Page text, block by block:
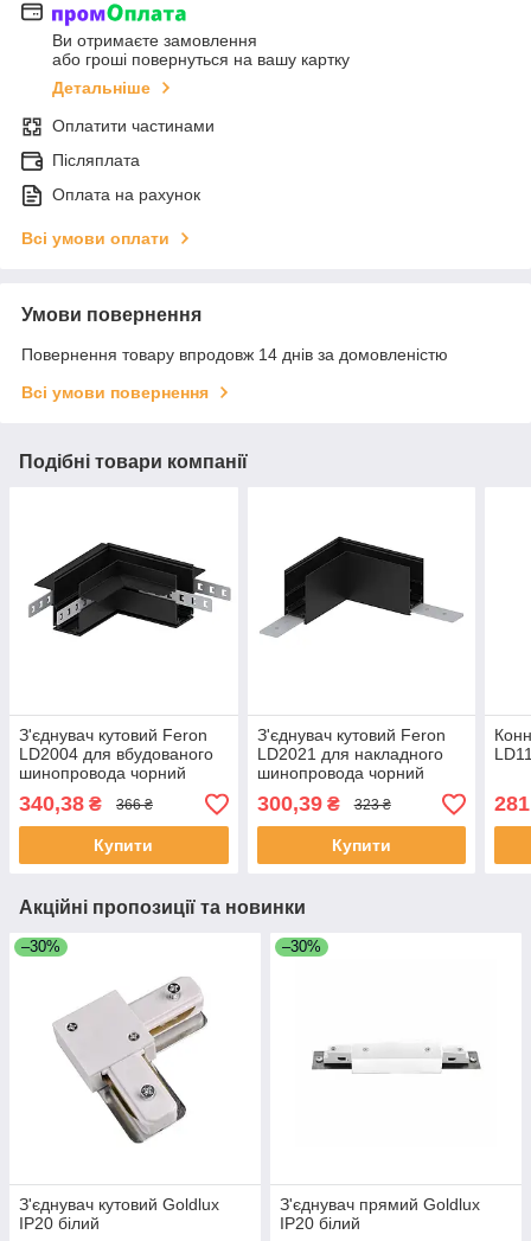
Ви отримаєте замовлення
або гроші повернуться на вашу картку
Детальніше
Оплатити частинами
Післяплата
Оплата на рахунок
Всі умови оплати
Умови повернення
Повернення товару впродовж 14 днів за домовленістю
Всі умови повернення
Подібні товари компанії
З'єднувач кутовий Feron
LD2004 для вбудованого
шинопровода чорний
340,38 ₴ 366 ₴
Купити
З'єднувач кутовий Feron
LD2021 для накладного
шинопровода чорний
300,39₴ 323 ₴
Купити
Акційні пропозиції та новинки
–30%
З'єднувач кутовий Goldlux
IP20 білий
–30%
З'єднувач прямий Goldlux
IP20 білий